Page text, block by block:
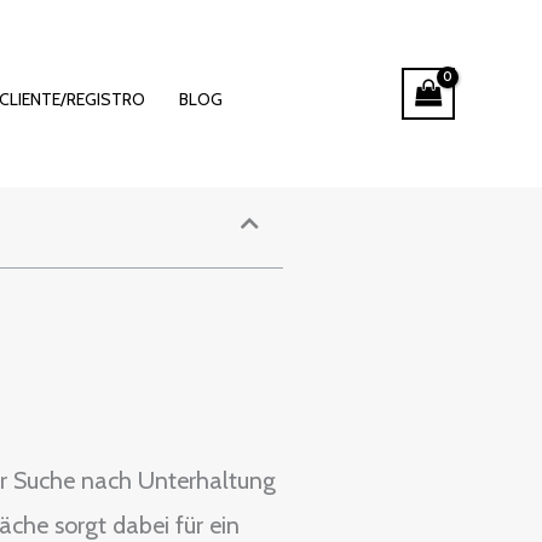
CLIENTE/REGISTRO BLOG
Suche nach Unterhaltung
sorgt dabei für ein